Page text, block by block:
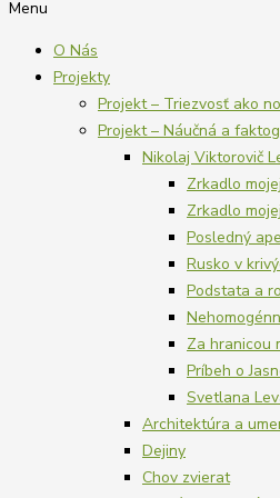
Menu
O Nás
Projekty
Projekt – Triezvosť ako
Projekt – Náučná a
Nikolaj Viktorovič
Zrkadlo
Zrkadlo
Posledný
Rusko v
Podstata a
Za hranicou
Príbeh o
Svetlana
Architektúra a
Dejiny
Chov zvierat